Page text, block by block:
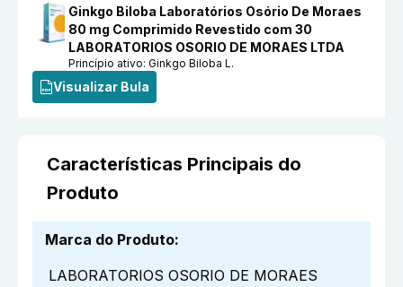
Ginkgo Biloba Laboratórios Osório De Moraes
80 mg Comprimido Revestido com 30
LABORATORIOS OSORIO DE MORAES LTDA
Princípio ativo:Ginkgo Biloba L.
Visualizar Bula
Características Principais do
Produto
Marca do Produto:
LABORATORIOS OSORIO DE MORAES